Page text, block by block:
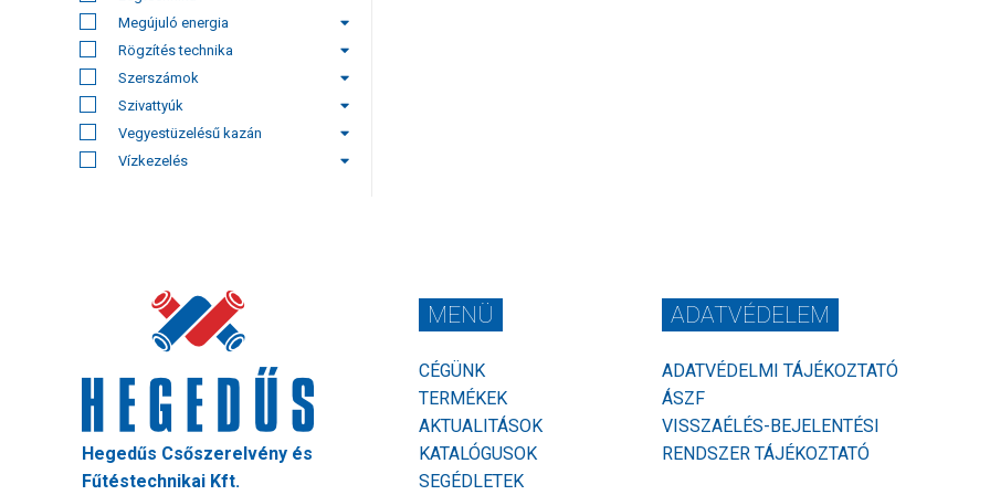
Megújuló energia
Rögzítés technika
Szerszámok
Szivattyúk
Vegyestüzelésű kazán
Vízkezelés
Hegedűs Csőszerelvény és
Fűtéstechnikai Kft.
MENÜ
CÉGÜNK
TERMÉKEK
AKTUALITÁSOK
KATALÓGUSOK
SEGÉDLETEK
ADATVÉDELEM
ADATVÉDELMI TÁJÉKOZTATÓ
ÁSZF
VISSZAÉLÉS-BEJELENTÉSI
RENDSZER TÁJÉKOZTATÓ